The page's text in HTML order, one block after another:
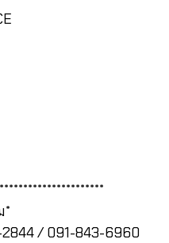
*
/ 091-843-6960